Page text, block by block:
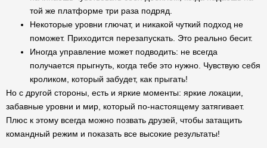
той же платформе три раза подряд.
Некоторые уровни глючат, и никакой чуткий подход не
поможет. Приходится перезапускать. Это реально бесит.
Иногда управление может подводить: не всегда
получается прыгнуть, когда тебе это нужно. Чувствую себя
кроликом, который забудет, как прыгать!
Но с другой стороны, есть и яркие моменты: яркие локации,
забавные уровни и мир, который по-настоящему затягивает.
Плюс к этому всегда можно позвать друзей, чтобы затащить
командный режим и показать все высокие результаты!